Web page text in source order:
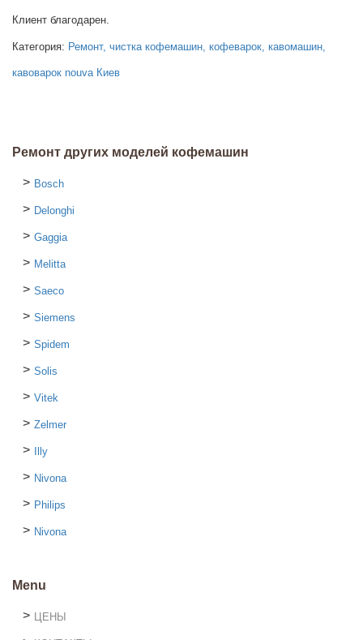
Клиент благодарен.
Категория: Ремонт, чистка кофемашин, кофеварок, кавомашин,
кавоварок nouva Киев
Ремонт других моделей кофемашин
Bosch
Delonghi
Gaggia
Melitta
Saeco
Siemens
Spidem
Solis
Vitek
Zelmer
Illy
Nivona
Philips
Nivona
Menu
ЦЕНЫ